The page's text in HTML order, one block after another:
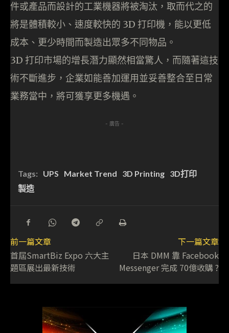
件或產品而設計的工業機器將被淘汰，取而代之的
將是體積較小、速度較快的 3D 打印機，能以更低
成本、更少時間而製造出眾多不同物品。
3D 打印市場的增長潛力顯然相當驚人，而隨著這技
術不斷進步，企業如能善加運用並妥善整合至日常
業務當中，將可獲享更多機遇。
- 廣告 -
Tags: UPS Market Trend 3D Printing 3D打印
製造
前一篇文章
首屆SmartBiz Expo 六大主
題區展出最新技術
下一篇文章
日本 DMM 靠 Facebook
Messenger 完成 70億收購 ?